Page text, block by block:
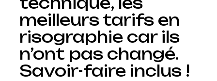
meilleurs tarifs en
risographie car ils
n’ont pas changé.
Savoir-faire inclus !